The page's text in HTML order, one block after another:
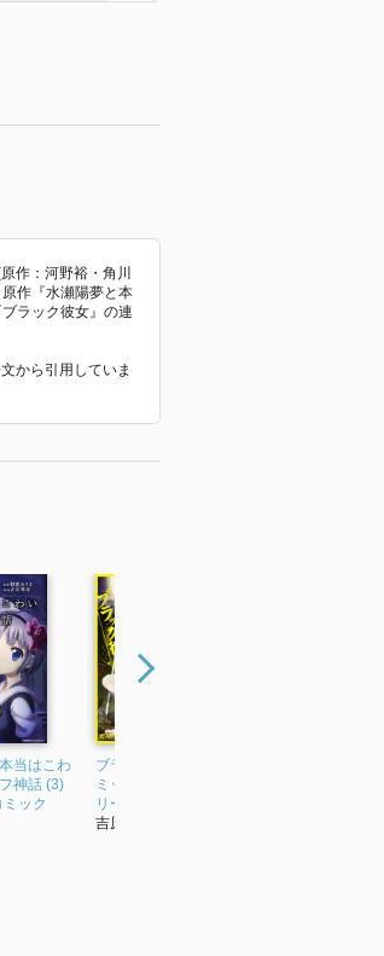
作：河野裕・角川
作『水瀬陽夢と本
ラック彼女』の連
から引用していま
当はこわ
神話 (3)
ック
ブラック彼女 1 (MFコ
ミックス アライブシ
リーズ)
吉原雅彦